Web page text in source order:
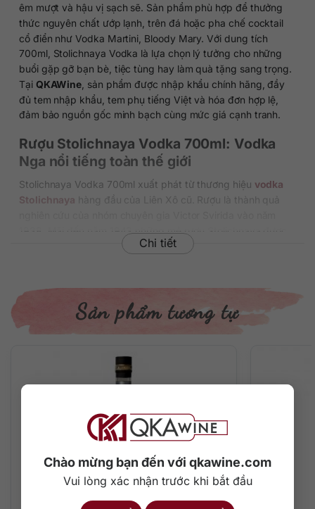
Chào mừng bạn đến với qkawine.com
Vui lòng xác nhận trước khi bắt đầu
êm mượt và hậu vị sạch sẽ. Sản phẩm phù hợp để thưởng
thức nguyên chất ướp lạnh, trên đá hoặc pha chế cocktail
cổ điển như Vodka Martini, Bloody Mary. Với dung tích
700ml, Stolichnaya Vodka là lựa chọn lý tưởng cho những
buổi gặp gỡ bạn bè, tiệc tùng hay làm quà tặng sang trọng.
Tại QKAWine , sản phẩm được nhập khẩu chính hãng, đầy
đủ tem nhập khẩu, tem phụ tiếng Việt và hóa đơn hợp lệ,
đảm bảo nguồn gốc minh bạch cùng mức giá cạnh tranh.
Rượu Stolichnaya Vodka 700ml: Vodka
Nga nổi tiếng toàn thế giới
Stolichnaya Vodka 700ml xuất phát từ thương hiệu vodka
Stolichnaya hàng đầu của Liên Xô cũ. Rượu là thành quả
1938. Mãi đến năm 1943 những mẻ rượu Stolichnaya được
sản xuất đại trà và nhanh chóng trở nên phổ biến ở khắp
Những năm 70s rượu được xuất khẩu sang Mỹ dưới sự hợp
tác của Liên Xô và công ty PepsiCola. Thập niên 80s hãng
Stolichnaya đã đạt năng suất 180 triệu lít và được yêu thích
bởi hàng triệu người. Từ năm 2001, Vodka Stolichnaya chính
sự quản lý chặt chẽ của tổ chức FKP Souzplodoimport.
Suốt 70 năm qua, Stolichnaya Vodka được xem là biểu
rượu vokda duy nhất từ thời Liên Xô còn lưu giữ đến
tận bây giờ. Stolichnaya Vodka vẫn còn được chưng cất
trong những nhà máy rượu lâu đời bậc nhất của Nga, đảm
bảo sự tuyệt mĩ đến từng giọt rượu.
Thông tin chi tiết rượu Stolichnaya Vodka 700ml
Chi tiết
Sản phẩm tương tự